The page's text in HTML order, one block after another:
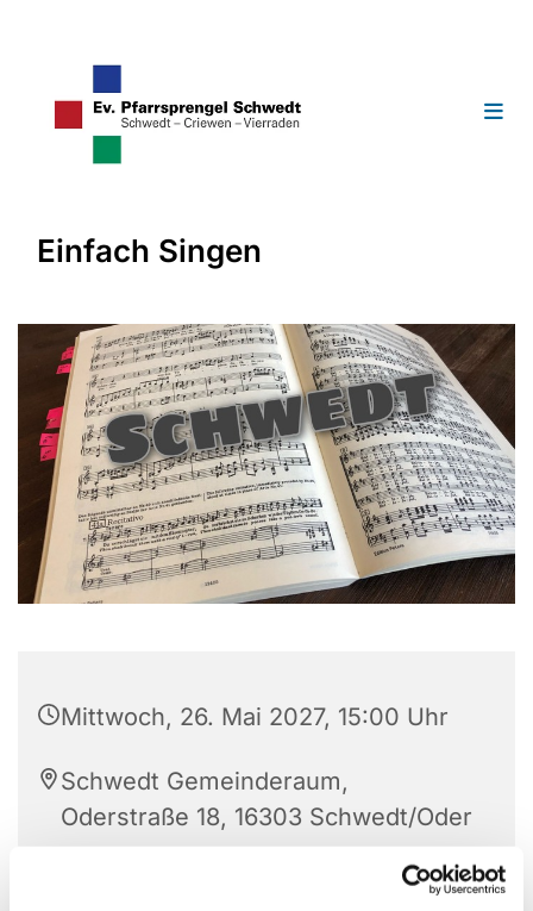
Einfach Singen
Mittwoch, 26. Mai 2027, 15:00 Uhr
Schwedt Gemeinderaum,
Oderstraße 18, 16303 Schwedt/Oder